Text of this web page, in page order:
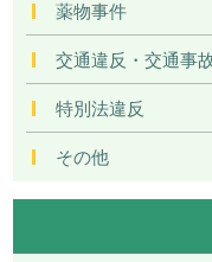
薬物事件
交通違反・交通事
特別法違反
その他